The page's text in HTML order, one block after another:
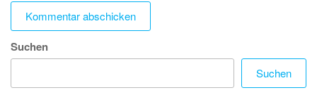
Suchen
Suchen